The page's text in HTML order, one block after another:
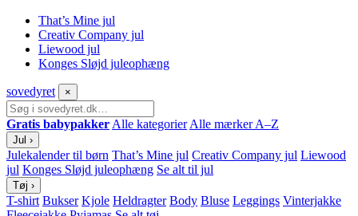
That’s Mine jul
Creativ Company jul
Liewood jul
Konges Sløjd juleophæng
sovedyret ×
Gratis babypakker Alle kategorier Alle mærker A–Z
Jul ›
Julekalender til børn That’s Mine jul Creativ Company jul Liewood
jul Konges Sløjd juleophæng Se alt til jul
Tøj ›
T-shirt Bukser Kjole Heldragter Body Bluse Leggings Vinterjakke